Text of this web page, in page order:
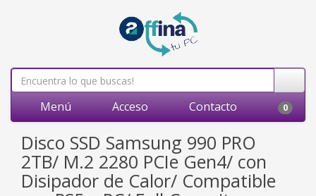
Menú Acceso Contacto 0
Disco SSD Samsung 990 PRO
2TB/ M.2 2280 PCIe Gen4/ con
Disipador de Calor/ Compatible